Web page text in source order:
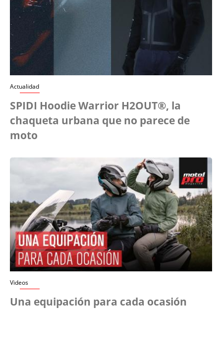
Actualidad
SPIDI Hoodie Warrior H2OUT®, la
chaqueta urbana que no parece de
moto
Videos
Una equipación para cada ocasión